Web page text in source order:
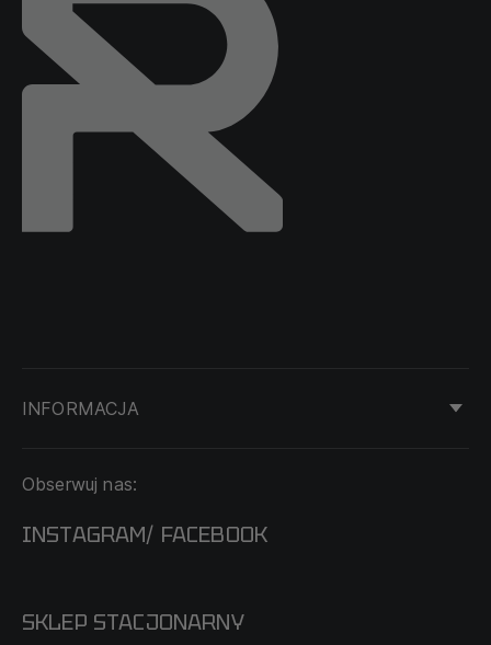
INFORMACJA
DOSTAWA I PŁATNOŚĆ
O NAS
MAPA SERWISU
Obserwuj nas:
INSTAGRAM/ FACEBOOK
SKLEP STACJONARNY